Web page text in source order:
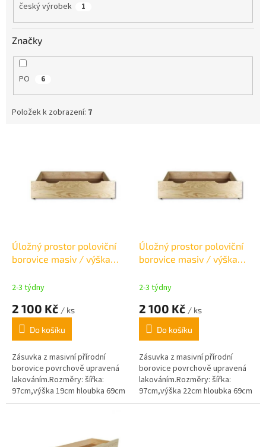
český výrobek 1
Značky
PO 6
Položek k zobrazení: 7
Úložný prostor poloviční
borovice masiv / výška
2-3 týdny
2 100 Kč / ks
Do košíku
Zásuvka z masivní přírodní
borovice povrchově upravená
lakováním.Rozměry: šířka:
97cm,výška 19cm hloubka 69cm
Úložný prostor poloviční
borovice masiv / výška
2-3 týdny
2 100 Kč / ks
Do košíku
Zásuvka z masivní přírodní
borovice povrchově upravená
lakováním.Rozměry: šířka:
97cm,výška 22cm hloubka 69cm